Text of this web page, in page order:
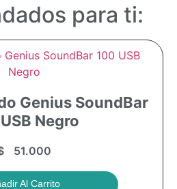
para ti:
Genius SoundBar
Negro
51.000
Al Carrito